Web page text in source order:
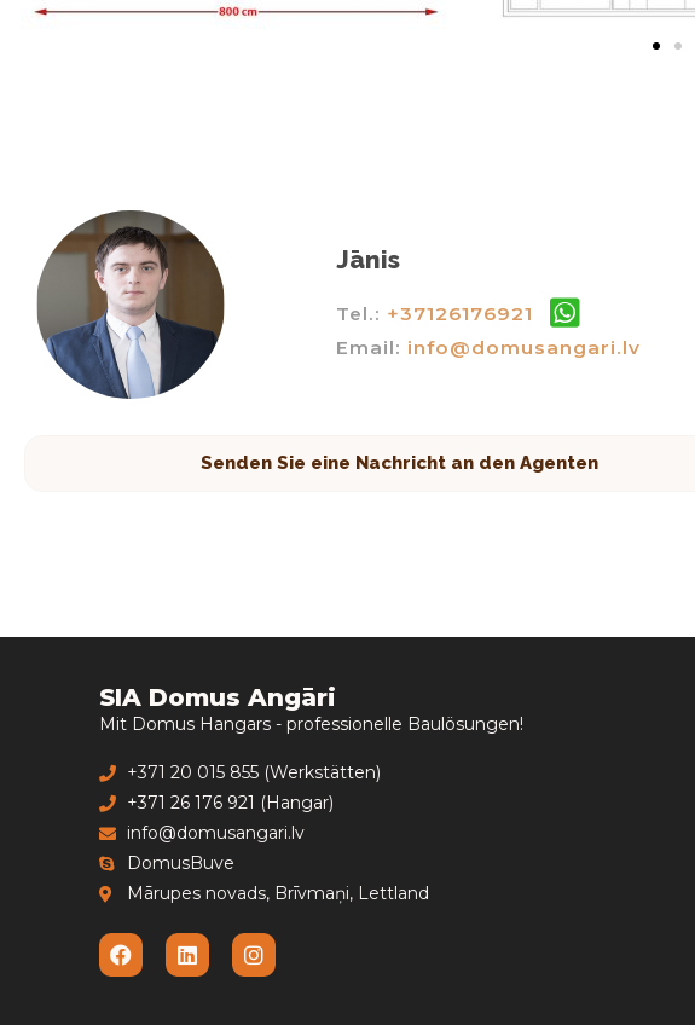
Jānis
Tel.: +37126176921
Email: info@domusangari.lv
Senden Sie eine Nachricht an den Agenten
SIA Domus Angāri
Mit Domus Hangars - professionelle Baulösungen!
+371 20 015 855 (Werkstätten)
+371 26 176 921 (Hangar)
info@domusangari.lv
DomusBuve
Mārupes novads, Brīvmaņi, Lettland